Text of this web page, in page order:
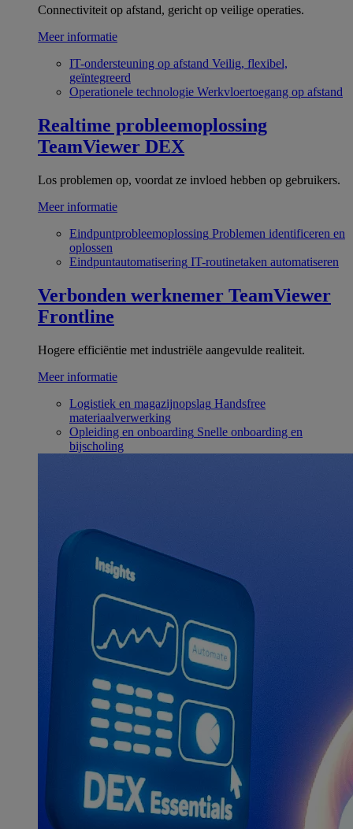
Connectiviteit op afstand, gericht op veilige operaties.
Meer informatie
IT-ondersteuning op afstand Veilig, flexibel,
geïntegreerd
Operationele technologie Werkvloertoegang op afstand
Realtime probleemoplossing
TeamViewer DEX
Los problemen op, voordat ze invloed hebben op gebruikers.
Meer informatie
Eindpuntprobleemoplossing Problemen identificeren en
oplossen
Eindpuntautomatisering IT-routinetaken automatiseren
Verbonden werknemer TeamViewer
Frontline
Hogere efficiëntie met industriële aangevulde realiteit.
Meer informatie
Logistiek en magazijnopslag Handsfree
materiaalverwerking
Opleiding en onboarding Snelle onboarding en
bijscholing